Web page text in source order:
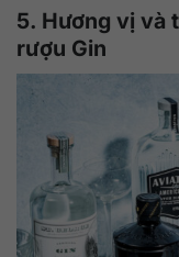
5. Hương vị và
rượu Gin